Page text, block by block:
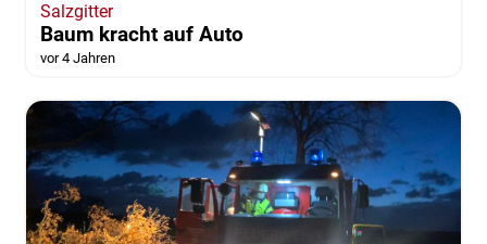
Salzgitter
Baum kracht auf Auto
vor 4 Jahren